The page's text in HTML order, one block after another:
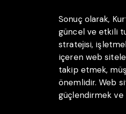
Sonuç olarak,
güncel ve etkili
stratejisi,
içeren web
takip etmek,
önemlidir. Web
güçlendirmek ve